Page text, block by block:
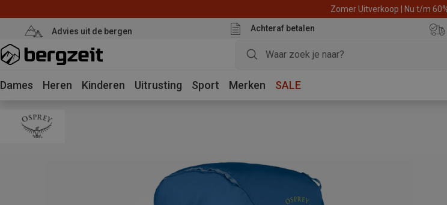
Zomer Uitverkoop | Nu t/m
Advies uit de bergen Achteraf betalen
Dames Heren Kinderen Uitrusting Sport Merken SALE